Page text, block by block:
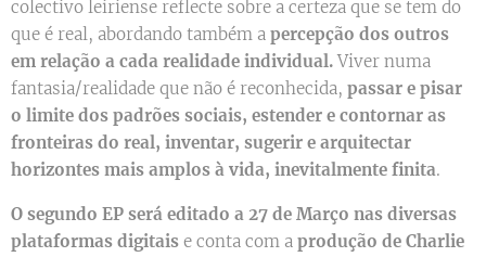
colectivo leiriense reflecte sobre a certeza que se tem do
que é real, abordando também a percepção dos outros
em relação a cada realidade individual.Viver numa
fantasia/realidade que não é reconhecida, passar e pisar
o limite dos padrões sociais, estender e contornar as
fronteiras do real, inventar, sugerir e arquitectar
horizontes mais amplos à vida, inevitalmente finita.
O segundo EP será editado a 27 de Março nas diversas
plataformas digitais e conta com a produção de Charlie